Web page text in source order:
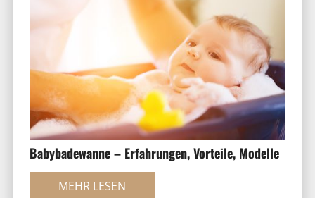
Babybadewanne – Erfahrungen, Vorteile, Modelle
MEHR LESEN